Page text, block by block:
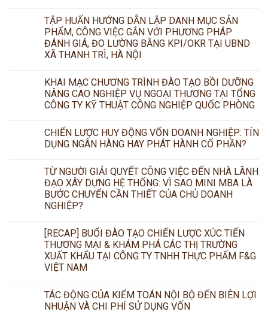
TẬP HUẤN HƯỚNG DẪN LẬP DANH MỤC SẢN
PHẨM, CÔNG VIỆC GẮN VỚI PHƯƠNG PHÁP
ĐÁNH GIÁ, ĐO LƯỜNG BẰNG KPI/OKR TẠI UBND
XÃ THANH TRÌ, HÀ NỘI
KHAI MẠC CHƯƠNG TRÌNH ĐÀO TẠO BỒI DƯỠNG
NÂNG CAO NGHIỆP VỤ NGOẠI THƯƠNG TẠI TỔNG
CÔNG TY KỸ THUẬT CÔNG NGHIỆP QUỐC PHÒNG
CHIẾN LƯỢC HUY ĐỘNG VỐN DOANH NGHIỆP: TÍN
DỤNG NGÂN HÀNG HAY PHÁT HÀNH CỔ PHẦN?
TỪ NGƯỜI GIẢI QUYẾT CÔNG VIỆC ĐẾN NHÀ LÃNH
ĐẠO XÂY DỰNG HỆ THỐNG: VÌ SAO MINI MBA LÀ
BƯỚC CHUYỂN CẦN THIẾT CỦA CHỦ DOANH
NGHIỆP?
[RECAP] BUỔI ĐÀO TẠO CHIẾN LƯỢC XÚC TIẾN
THƯƠNG MẠI & KHÁM PHÁ CÁC THỊ TRƯỜNG
XUẤT KHẨU TẠI CÔNG TY TNHH THỰC PHẨM F&G
VIỆT NAM
TÁC ĐỘNG CỦA KIỂM TOÁN NỘI BỘ ĐẾN BIÊN LỢI
NHUẬN VÀ CHI PHÍ SỬ DỤNG VỐN